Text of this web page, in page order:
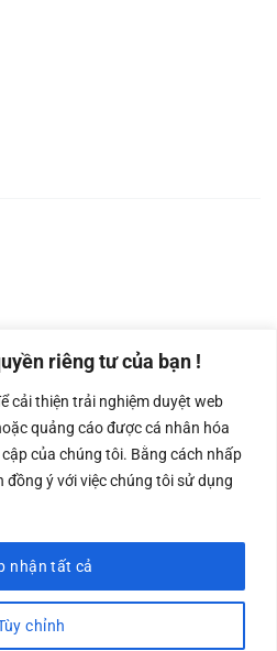
riêng tư của bạn !
cải thiện trải nghiệm duyệt web
quảng cáo được cá nhân hóa
của chúng tôi. Bằng cách nhấp
đồng ý với việc chúng tôi sử dụng
chỉnh
nhận tất cả
Dự Án: 0987
345
Kế Toán:
0987.919.040
Đầu Tư Tp. Hà Nội